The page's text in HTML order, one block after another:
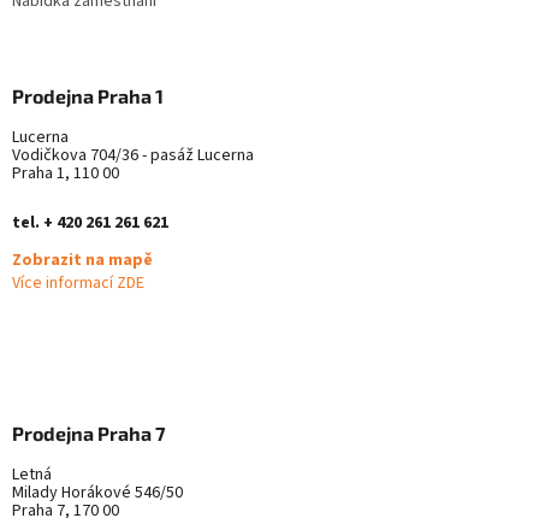
Prodejna Praha 1
Lucerna
Vodičkova 704/36 - pasáž Lucerna
Praha 1, 110 00
tel. + 420 261 261 621
Zobrazit na mapě
Více informací ZDE
Prodejna Praha 7
Letná
Milady Horákové 546/50
Praha 7, 170 00